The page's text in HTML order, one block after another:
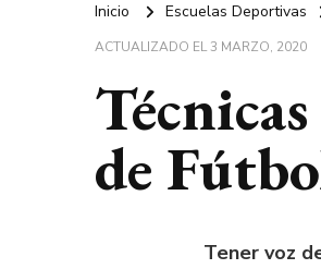
Inicio Escuelas Deportivas
ACTUALIZADO EL3 MARZO, 2020
de
Tener voz